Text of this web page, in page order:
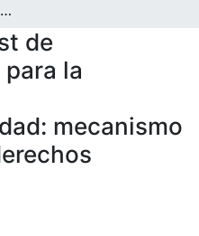
Aplicación del test de proporcionalidad para la excepción de inconstitucionalidad: mecanismo para garantizar derechos fundamentales
de
la
mecanismo